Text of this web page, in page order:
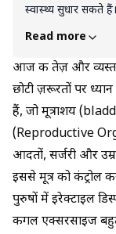
स्वास्थ्य सुधार सकते
मसल्स को मजबूत
दिख सकता है।
यदि आप सही तकनीक
सलाह लें, वरना इनके
स्वास्थ्य बेहतर
Read more
आज की तेज़ और व्यस्त
छोटी ज़रूरतों पर
हैं, जो मूत्राशय
(Reproductive
आदतों, सर्जरी और
इससे मूत्र को कंट्रोल
पुरुषों में इरेक्टाइल
कीगल एक्सरसाइज